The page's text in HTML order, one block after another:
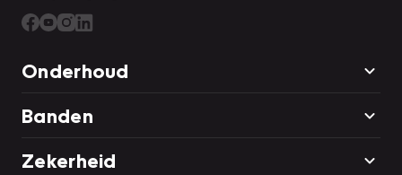
Onderhoud
Banden
Zekerheid